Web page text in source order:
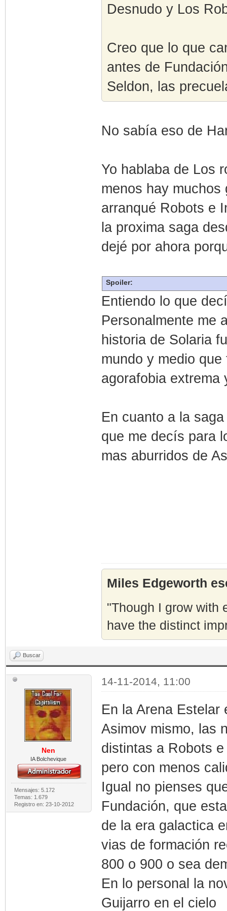
Desnudo y Los
Creo que lo que
antes de
Seldon, las
No sabía eso de
Yo hablaba de Los
menos hay
arranqué Robots e
la proxima saga
dejé por ahora
Spoiler:
Entiendo lo que
Personalmente me
historia de Solaria
mundo y medio
agorafobia extrema
En cuanto a la
que me decís para
mas aburridos de
Miles Edgeworth
"Though I grow with
have the distinct
Buscar
Nen
IA Bolchevique
Mensajes: 5.172
Temas: 1.679
Registro en: 23-10-2012
14-11-2014, 11:00
En la Arena Estelar
Asimov mismo, las
distintas a Robots
pero con menos
Igual no pienses
Fundación, que
de la era galactica
vias de formación
800 o 900 o sea
En lo personal la
Guijarro en el cielo